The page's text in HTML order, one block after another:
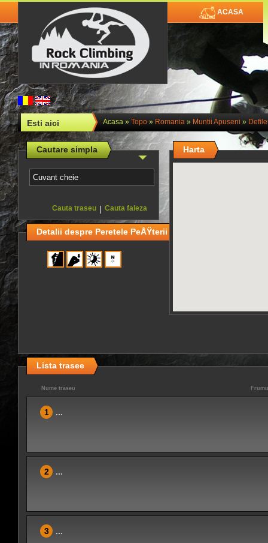
ACASA
Esti aici Acasa» Topo» Romania» Muntii Apuseni »
Cautare simpla
Cauta faleza
|
Cauta traseu
Harta
Detalii despre Peretele PeÅŸterii
Lista trasee
Nume traseu
1 ...
2 ...
3 ...